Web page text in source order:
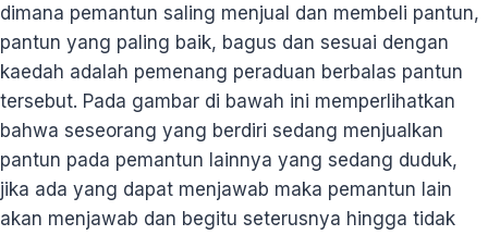
dimana pemantun saling menjual dan membeli pantun,
pantun yang paling baik, bagus dan sesuai dengan
kaedah adalah pemenang peraduan berbalas pantun
tersebut. Pada gambar di bawah ini memperlihatkan
bahwa seseorang yang berdiri sedang menjualkan
pantun pada pemantun lainnya yang sedang duduk,
jika ada yang dapat menjawab maka pemantun lain
akan menjawab dan begitu seterusnya hingga tidak